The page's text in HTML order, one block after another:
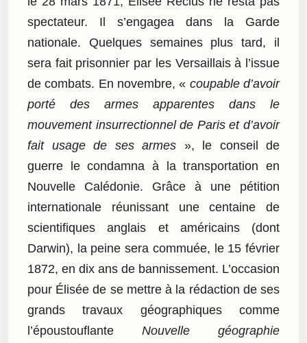
spectateur. Il s’engagea dans la Garde
nationale. Quelques semaines plus tard, il
sera fait prisonnier par les Versaillais à l’issue
de combats. En novembre, « coupable d’avoir
porté des armes apparentes dans le
mouvement insurrectionnel de Paris et d’avoir
fait usage de ses armes », le conseil de
guerre le condamna à la transportation en
Nouvelle Calédonie. Grâce à une pétition
internationale réunissant une centaine de
scientifiques anglais et américains (dont
Darwin), la peine sera commuée, le 15 février
1872, en dix ans de bannissement. L’occasion
pour Élisée de se mettre à la rédaction de ses
grands travaux géographiques comme
l’époustouflante Nouvelle géographie